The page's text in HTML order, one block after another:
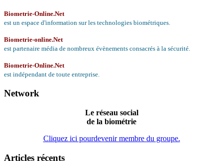
Biometrie-Online.Net
est un espace d'information sur les technologies biométriques.
Biometrie-online.Net
est partenaire média de nombreux évènements consacrés à la sécurité.
Biometrie-Online.Net
est indépendant de toute entreprise.
Network
Le réseau social
de la biométrie
Cliquez ici pourdevenir membre du groupe.
Articles récents